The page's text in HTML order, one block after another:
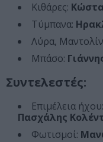
Κιθάρες:
Τύμπανα:
Λύρα,
Μπάσο:
Συντελεστές:
Επιμέλεια ήχου:
Πασχάλης
Φωτισμοί: